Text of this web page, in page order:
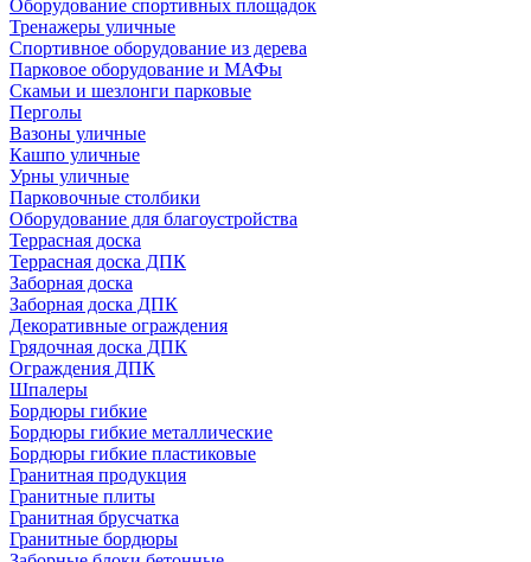
Оборудование спортивных площадок
Тренажеры уличные
Спортивное оборудование из дерева
Парковое оборудование и МАФы
Скамьи и шезлонги парковые
Перголы
Вазоны уличные
Кашпо уличные
Урны уличные
Парковочные столбики
Оборудование для благоустройства
Террасная доска
Террасная доска ДПК
Заборная доска
Заборная доска ДПК
Декоративные ограждения
Грядочная доска ДПК
Ограждения ДПК
Шпалеры
Бордюры гибкие
Бордюры гибкие металлические
Бордюры гибкие пластиковые
Гранитная продукция
Гранитные плиты
Гранитная брусчатка
Гранитные бордюры